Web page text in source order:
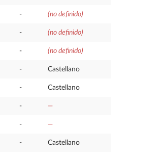
- (no definido)
- (no definido)
- (no definido)
- Castellano
- Castellano
- —
- —
- Castellano